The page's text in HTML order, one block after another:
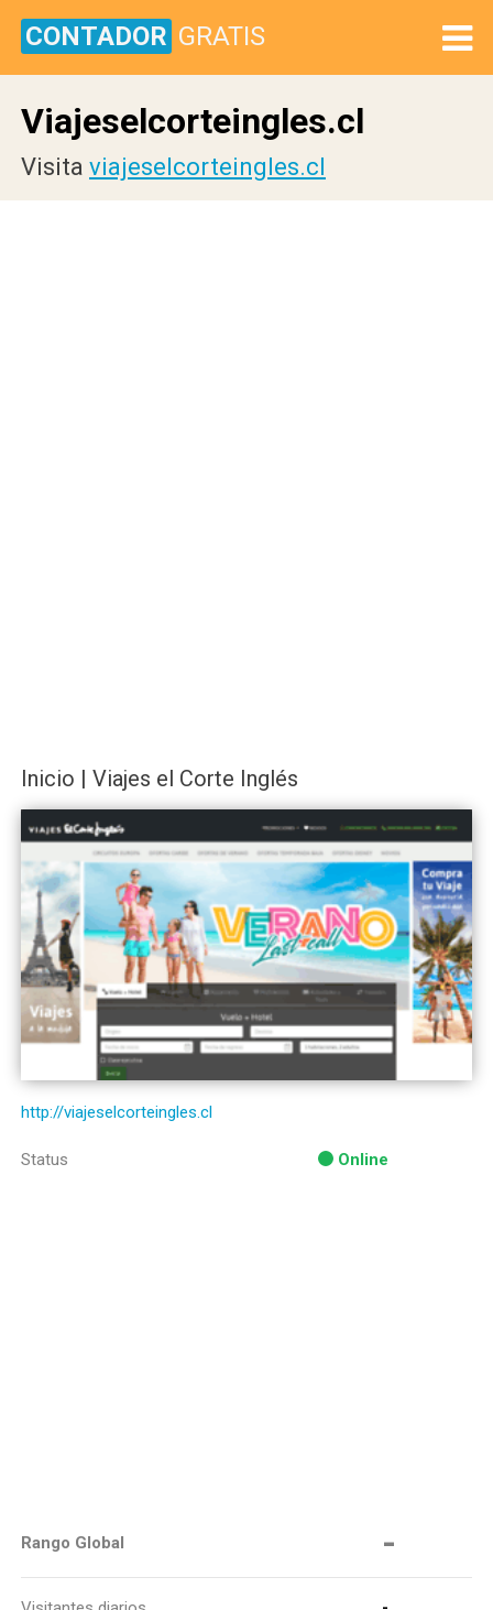
CONTADOR GRATIS
Viajeselcorteingles.cl
Visita viajeselcorteingles.cl
Inicio | Viajes el Corte Inglés
http://viajeselcorteingles.cl
Status Online
Rango Global -